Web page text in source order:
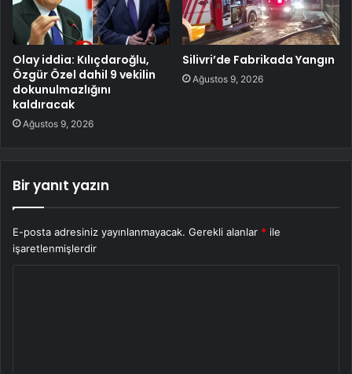
Olay iddia: Kılıçdaroğlu,
Özgür Özel dahil 9 vekilin
dokunulmazlığını
kaldıracak
Ağustos 9, 2026
Silivri’de Fabrikada Yangın
Ağustos 9, 2026
Bir yanıt yazın
E-posta adresiniz yayınlanmayacak. Gerekli alanlar * ile
işaretlenmişlerdir